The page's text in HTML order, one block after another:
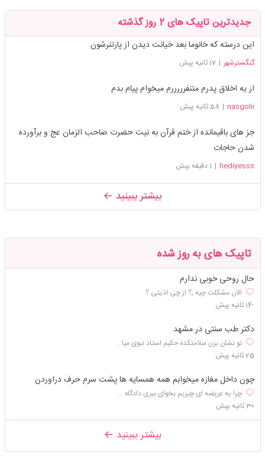
جدیدترین تاپیک های 2 روز گذشته
این درسته که خانوما بعد خیانت دیدن از پارتنرشون
گنگسترشهر | 17 ثانیه پیش
از یه اخلاق پدرم متنفرررررم میخوام پیام بدم
nasgolii
| 58 ثانیه پیش
جز های باقیمانده از ختم قرآن به نیت حضرت صاحب الزمان عج و برآورده
شدن حاجات
hediyesss
| 1 دقیقه پیش
بیشتر ببینید
تاپیک های به روز شده
حال روحی خوبی ندارم
الان مشکلت چیه ,؟ از چی اذیتی ؟
-14 ثانیه پیش
دکتر طب سنتی در مشهد
تو نشان بزن سلامتکده حکیم استاد نبوی میا...
25 ثانیه پیش
چون داخل مغازه میخوابم همه همسایه ها پشت سرم حرف دراوردن
چرا یه عریضه ای چیزیم بخوای ببری دادگاه ...
30 ثانیه پیش
بیشتر ببینید